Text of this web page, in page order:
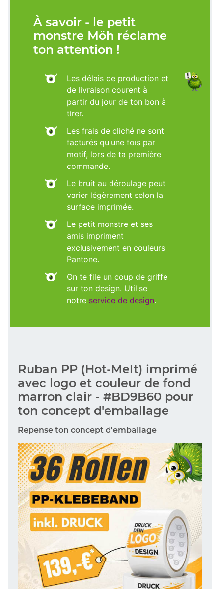
À savoir - le petit
monstre Möh réclame
ton attention !
Les délais de production et
de livraison courent à
partir du jour de ton bon à
tirer.
Les frais de cliché ne sont
facturés qu'une fois par
motif, lors de ta première
commande.
Le bruit au déroulage peut
varier légèrement selon la
surface imprimée.
Le petit monstre et ses
amis impriment
exclusivement en couleurs
Pantone.
On te file un coup de griffe
sur ton design. Utilise
notre service de design.
Ruban PP (Hot-Melt) imprimé
avec logo et couleur de fond
marron clair - #BD9B60 pour
ton concept d'emballage
Repense ton concept d'emballage